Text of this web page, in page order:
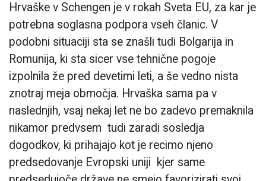
Hrvaške v Schengen je v rokah Sveta EU, za kar je
potrebna soglasna podpora vseh članic. V
podobni situaciji sta se znašli tudi Bolgarija in
Romunija, ki sta sicer vse tehnične pogoje
izpolnila že pred devetimi leti, a še vedno nista
znotraj meja območja. Hrvaška sama pa v
naslednjih, vsaj nekaj let ne bo zadevo premaknila
nikamor predvsem tudi zaradi sosledja
dogodkov, ki prihajajo kot je recimo njeno
predsedovanje Evropski uniji kjer same